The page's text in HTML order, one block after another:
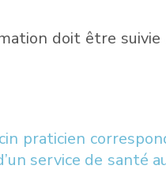
doit être suivie
praticien
service de santé